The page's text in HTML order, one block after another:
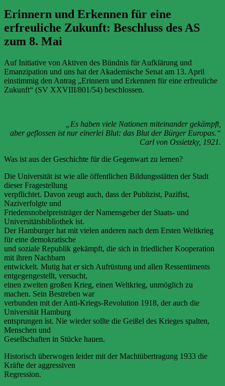
Erinnern und Erkennen für eine
erfreuliche Zukunft: Beschluss des AS
zum 8. Mai
Auf Initiative von Aktiven des Bündnis für Aufklärung und
Emanzipation und uns hat der Akademische Senat am 13. April
einstimmig den Antrag „Erinnern und Erkennen für eine erfreuliche
Zukunft“ (SV XXVIII/801/54) beschlossen.
„Es haben viele Nationen miteinander gekämpft,
aber geflossen ist nur einerlei Blut: das Blut der Bürger Europas.“
Carl von Ossietzky, 1921.
Was ist aus der Geschichte für die Gegenwart zu lernen?
Die Universität ist wie alle öffentlichen Bildungsstätten der Stadt
dieser Fragestellung
verpflichtet. Davon zeugt auch, dass der Publizist, Pazifist,
Naziverfolgte und
Friedensnobelpreisträger der Namensgeber der Staats- und
Universitätsbibliothek ist.
Der Hamburger hat mit vielen anderen nach dem Ersten Weltkrieg
für eine demokratische
und soziale Republik gekämpft, die sich in friedlicher Kooperation
mit ihren Nachbarn
entwickelt. Mutig hat er sich Aufrüstung und allen Ressentiments
entgegengestellt, versucht,
einen zweiten großen Krieg, einen Weltkrieg, unmöglich zu
machen. Sein Bestreben war
verbunden mit der Anti-Kriegs-Revolution 1918, der auch die
Universität Hamburg
entsprungen ist. Nie wieder sollte die Geißel des Krieges spalten,
Menschen und
Gesellschaften in Stücke hauen.
Historisch überwogen leider mit der Machtübertragung 1933 die
Kräfte der aggressiven
Regression.